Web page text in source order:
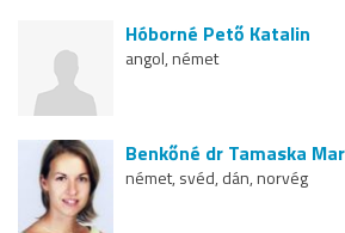
Hóborné Pető Katalin
angol, német
Benkőné dr Tamaska
német, svéd, dán, norvég